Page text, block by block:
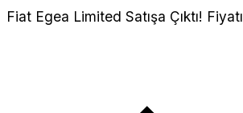
Fiat Egea Limited Satışa Çıktı!